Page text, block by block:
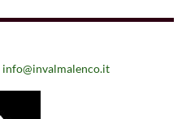
info@invalmalenco.it